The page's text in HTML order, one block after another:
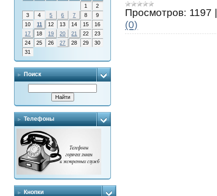
1
2
3
4 5 6 7 8
9
10
11 12 13 14 15
16
17
18 19 20 21 22
23
24
25 26 27 28 29
30
31
Поиск
Телефоны
Кнопки
Просмотров: 1197
(0)